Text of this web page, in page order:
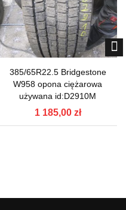
385/65R22.5 Bridgestone
W958 opona ciężarowa
używana id:D2910M
1 185,00 zł